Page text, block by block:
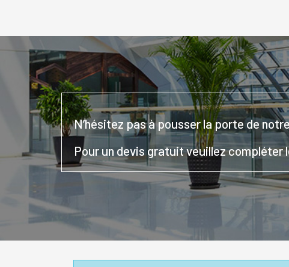
N’hésitez pas à pousser la porte de
Pour un devis gratuit veuillez compléter